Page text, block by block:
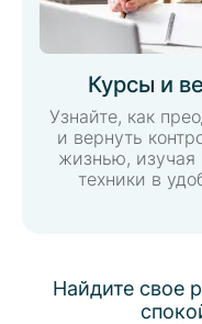
Курсы и
Узнайте, как
и вернуть
жизнью, изучая
техники в
Найдите свое